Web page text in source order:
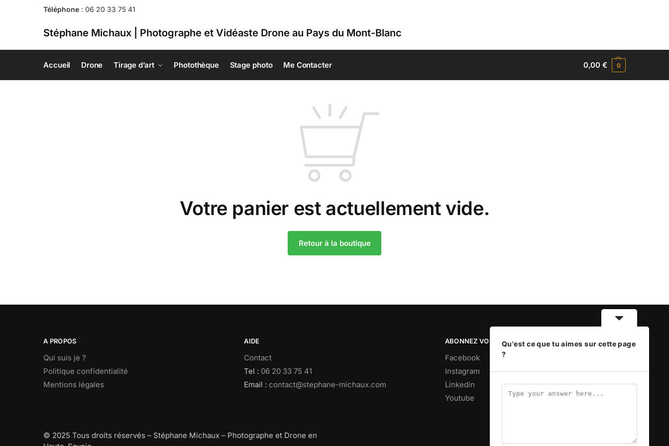
Téléphone : 06 20 33 75 41
Stéphane Michaux | Photographe et Vidéaste Drone au Pays du Mont-Blanc
Accueil Drone Tirage d’art Photothèque Stage photo Me Contacter 0,00€ 0
Votre panier est actuellement vide.
Retour à la boutique
A PROPOS
Qui suis je ?
Politique confidentialité
Mentions légales
AIDE
Contact
Tel : 06 20 33 75 41
Email :contact@stephane-michaux.com
ABONNEZ VOUS
Facebook
Instagram
Linkedin
Youtube
© 2025 Tous droits réservés – Stéphane Michaux – Photographe et Drone en
Qu'est ce que tu aimes sur cette page
?